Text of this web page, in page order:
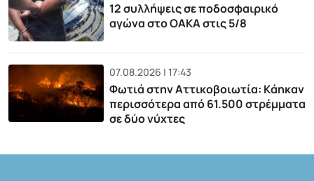
12 συλλήψεις σε ποδοσφαιρικό
αγώνα στο ΟΑΚΑ στις 5/8
07.08.2026 | 17:43
Φωτιά στην Αττικοβοιωτία: Kάηκαν
περισσότερα από 61.500 στρέμματα
σε δύο νύχτες